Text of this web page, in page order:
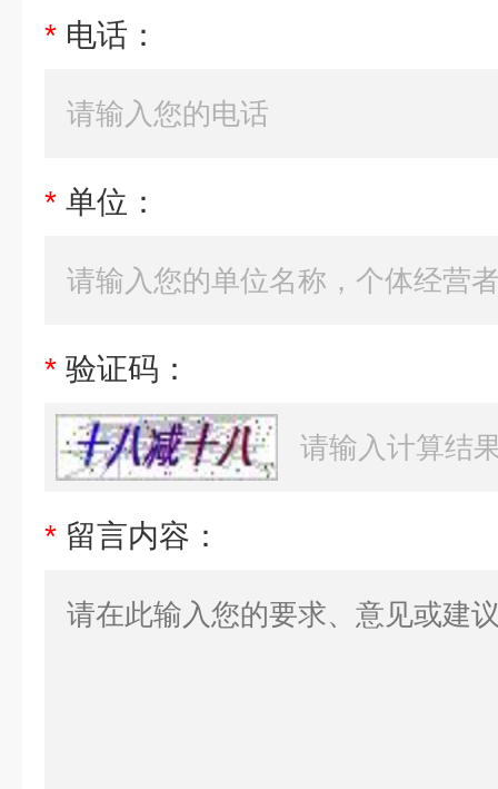
* 电话：
* 单位：
* 验证码：
* 留言内容：